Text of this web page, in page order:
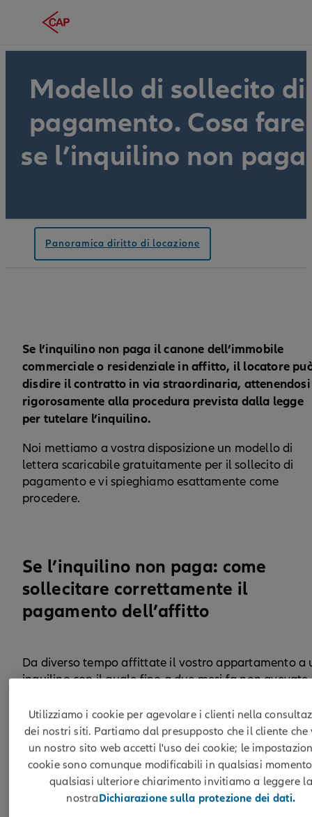
Modello di sollecito di
pagamento. Cosa fare
se l’inquilino non
Panoramica diritto di locazione
Se l’inquilino non paga il canone dell’immobile
commerciale o residenziale in affitto, il locatore
disdire il contratto in via straordinaria, attenendosi
rigorosamente alla procedura prevista dalla legge
per tutelare l’inquilino.
Noi mettiamo a vostra disposizione un modello di
lettera scaricabile gratuitamente per il sollecito di
pagamento e vi spieghiamo esattamente come
procedere.
Se l’inquilino non paga: come
sollecitare correttamente il
pagamento dell’affitto
Da diverso tempo affittate il vostro appartamento a
inquilino con il quale fino a due mesi fa non avevate
più il canone d’affitto. Sulle prime avete aspettato
pensando che potesse trattarsi di una dimenticanza
eventualmente di un’emergenza economica.
Dal momento che l’inquilino non risponde più alle
vostre e-mail e alle vostre chiamate, tuttavia, ora vi
vedete costretti a prendere provvedimenti.
Utilizziamo i cookie per agevolare i clienti nella
dei nostri siti. Partiamo dal presupposto che il cliente che
un nostro sito web accetti l'uso dei cookie; le
cookie sono comunque modificabili in qualsiasi
qualsiasi ulteriore chiarimento invitiamo a leggere la
nostraDichiarazione sulla protezione dei dati.